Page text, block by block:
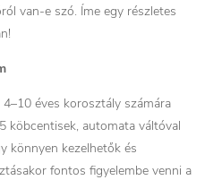
van-e szó. Íme egy részletes
éves korosztály számára
köbcentisek, automata váltóval
könnyen kezelhetők és
fontos figyelembe venni a